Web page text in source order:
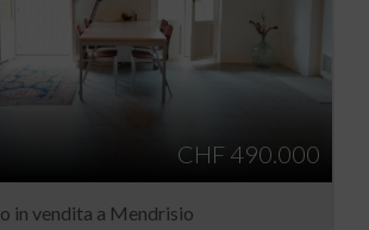
CHF 490.000
in vendita a Mendrisio